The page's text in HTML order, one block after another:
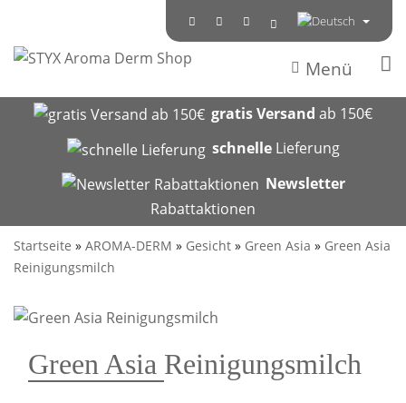
Menü
gratis Versand ab 150€
schnelleLieferung
Newsletter
Rabattaktionen
Startseite » AROMA-DERM » Gesicht » Green Asia » Green Asia
Reinigungsmilch
Green Asia Reinigungsmilch